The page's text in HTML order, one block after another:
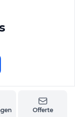
Offerte